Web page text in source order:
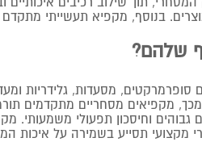
בנוסף, מקפיא תעשייתי
שלהם?
מסעדות, גלידריות
מקפיאים מסחריים מתקדמים
וחיסכון תפעולי משמעותי.
תסייע בשמירה על איכות